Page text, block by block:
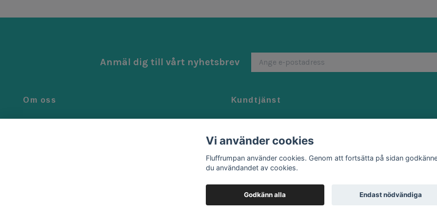
Anmäl dig till vårt nyhetsbrev
Om oss Kundtjänst
Köpvillkor
Vi använder cookies
Fluffrumpan använder cookies. Genom att fortsätta på sidan
du användandet av cookies.
Godkänn alla Endast nödvändiga